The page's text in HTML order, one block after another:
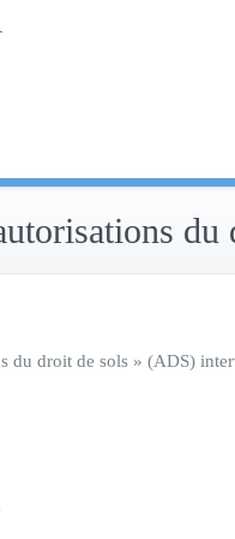
du
du droit de sols » (ADS)